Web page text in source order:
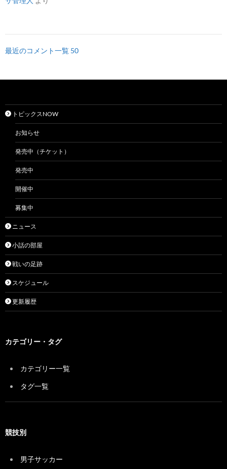
最近のコメント一覧 50
トピックスNOW
お知らせ
発売中（チケット）
発売中
開催中
募集中
ニュース
小話の部屋
戦いの足跡
スケジュール
更新履歴
カテゴリー・タグ
カテゴリー一覧
タグ一覧
競技別
男子サッカー